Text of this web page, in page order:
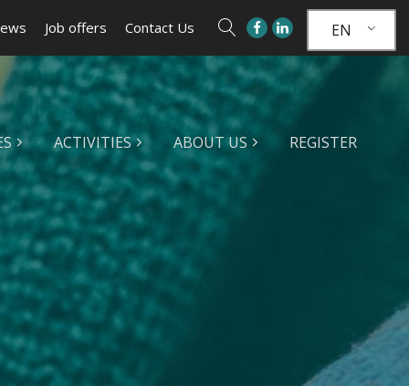
Job offers Contact Us EN
ACTIVITIES ABOUT US REGISTER